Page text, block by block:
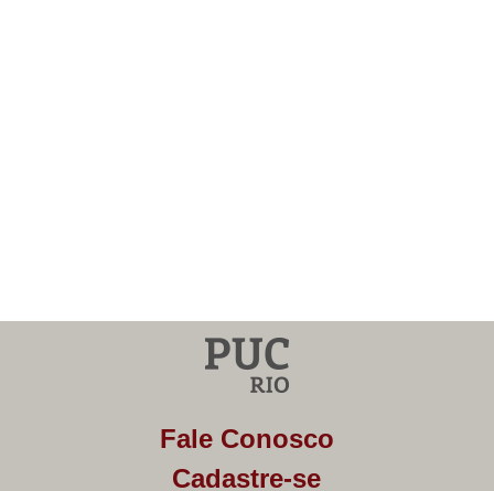
Fale Conosco
Cadastre-se